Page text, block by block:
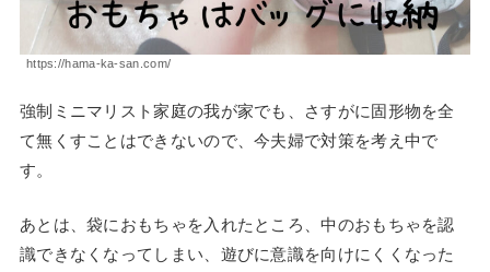
https://hama-ka-san.com/
強制ミニマリスト家庭の我が家でも、さすがに固形物を全
て無くすことはできないので、今夫婦で対策を考え中で
す。
あとは、袋におもちゃを入れたところ、中のおもちゃを認
識できなくなってしまい、遊びに意識を向けにくくなった